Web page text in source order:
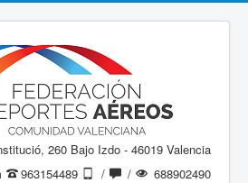
260 Bajo Izdo - 46019 Valencia
963154489 / /
688902490